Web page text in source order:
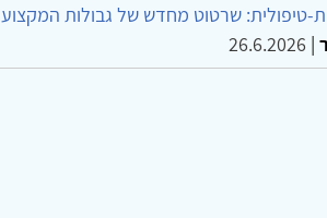
טיפולית: שרטוט מחדש של גבולות המקצוע
|
26.6.2026